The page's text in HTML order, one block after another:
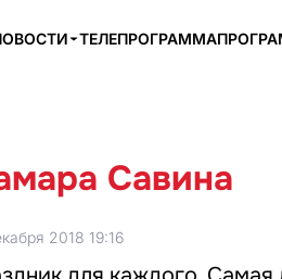
ТЕЛЕПРОГРАММА
Савина
2018 19:16